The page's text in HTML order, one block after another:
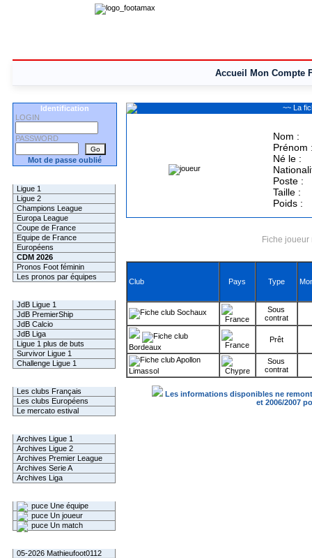
Accueil Mon Compte
Identification
LOGIN
PASSWORD
Mot de passe oublié
Ligue 1
Ligue 2
Champions League
Europa League
Coupe de France
Equipe de France
Européens
CDM 2026
Pronos Foot féminin
Les pronos par équipes
JdB Ligue 1
JdB PremierShip
JdB Calcio
JdB Liga
Ligue 1 plus de buts
Survivor Ligue 1
Challenge Ligue 1
Les clubs Français
Les clubs Européens
Le mercato estival
Archives Ligue 1
Archives Ligue 2
Archives Premier League
Archives Serie A
Archives Liga
Une équipe
Un joueur
Un match
05-2026 Mathieufoot0112
~~ La
Nom :
Prénom
Né le :
Poste :
Taille :
Poids :
Fiche
Club Pays Type
Sochaux
Sous
contrat
Bordeaux
Prêt
Apollon
Limassol
Sous
contrat
Les informations disponibles ne
et 2006/2007